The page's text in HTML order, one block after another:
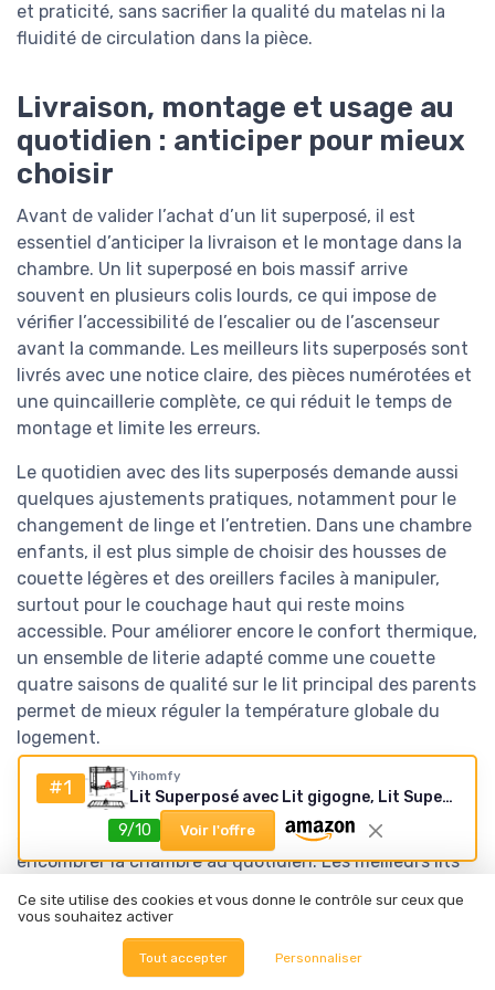
et praticité, sans sacrifier la qualité du matelas ni la
fluidité de circulation dans la pièce.
Livraison, montage et usage au
quotidien : anticiper pour mieux
choisir
Avant de valider l’achat d’un lit superposé, il est
essentiel d’anticiper la livraison et le montage dans la
chambre. Un lit superposé en bois massif arrive
souvent en plusieurs colis lourds, ce qui impose de
vérifier l’accessibilité de l’escalier ou de l’ascenseur
avant la commande. Les meilleurs lits superposés sont
livrés avec une notice claire, des pièces numérotées et
une quincaillerie complète, ce qui réduit le temps de
montage et limite les erreurs.
Le quotidien avec des lits superposés demande aussi
quelques ajustements pratiques, notamment pour le
changement de linge et l’entretien. Dans une chambre
enfants, il est plus simple de choisir des housses de
couette légères et des oreillers faciles à manipuler,
surtout pour le couchage haut qui reste moins
accessible. Pour améliorer encore le confort thermique,
un ensemble de literie adapté comme une couette
quatre saisons de qualité sur le lit principal des parents
permet de mieux réguler la température globale du
logement.
Dans une famille qui reçoit souvent, un lit appoint
pliant ou un matelas d’appoint peut compléter les lits
superposés pour offrir une place supplémentaire sans
encombrer la chambre au quotidien. Les meilleurs lits
que le lit appoint sert pour les amis de passage ou les
grands parents. En planifiant ainsi l’usage de chaque
couchage, on exploite pleinement le gain de place
#1 Yihomfy
Lit Superposé avec Lit gigogne, Lit Superposé 90x190 2 Places, Lit avec Échelle de Sécurité, Convertible en 3 lit Simple, Lit superposé sans Matelas, pour Fille et Garçon(Noir)
9/10
Voir l'offre
Ce site utilise des cookies et vous donne le contrôle sur ceux que
vous souhaitez activer
Tout accepter Personnaliser